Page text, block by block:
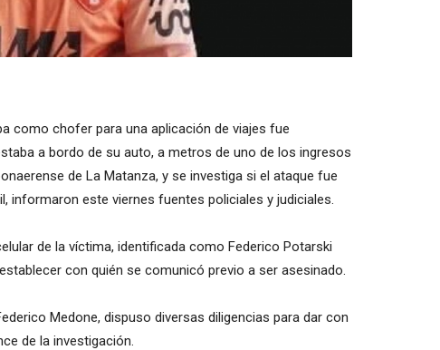
como chofer para una aplicación de viajes fue
a bordo de su auto, a metros de uno de los ingresos
de La Matanza, y se investiga si el ataque fue
este viernes fuentes policiales y judiciales.
de la víctima, identificada como Federico Potarski
con quién se comunicó previo a ser asesinado.
Medone, dispuso diversas diligencias para dar con
de la investigación.